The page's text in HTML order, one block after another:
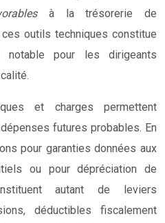
à la trésorerie de
outils techniques constitue
notable pour les dirigeants
et charges permettent
futures probables. En
pour garanties données aux
ou pour dépréciation de
autant de leviers
déductibles fiscalement